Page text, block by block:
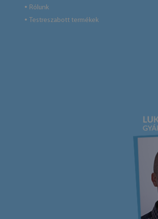
● Rólunk
● Testreszabott termékek